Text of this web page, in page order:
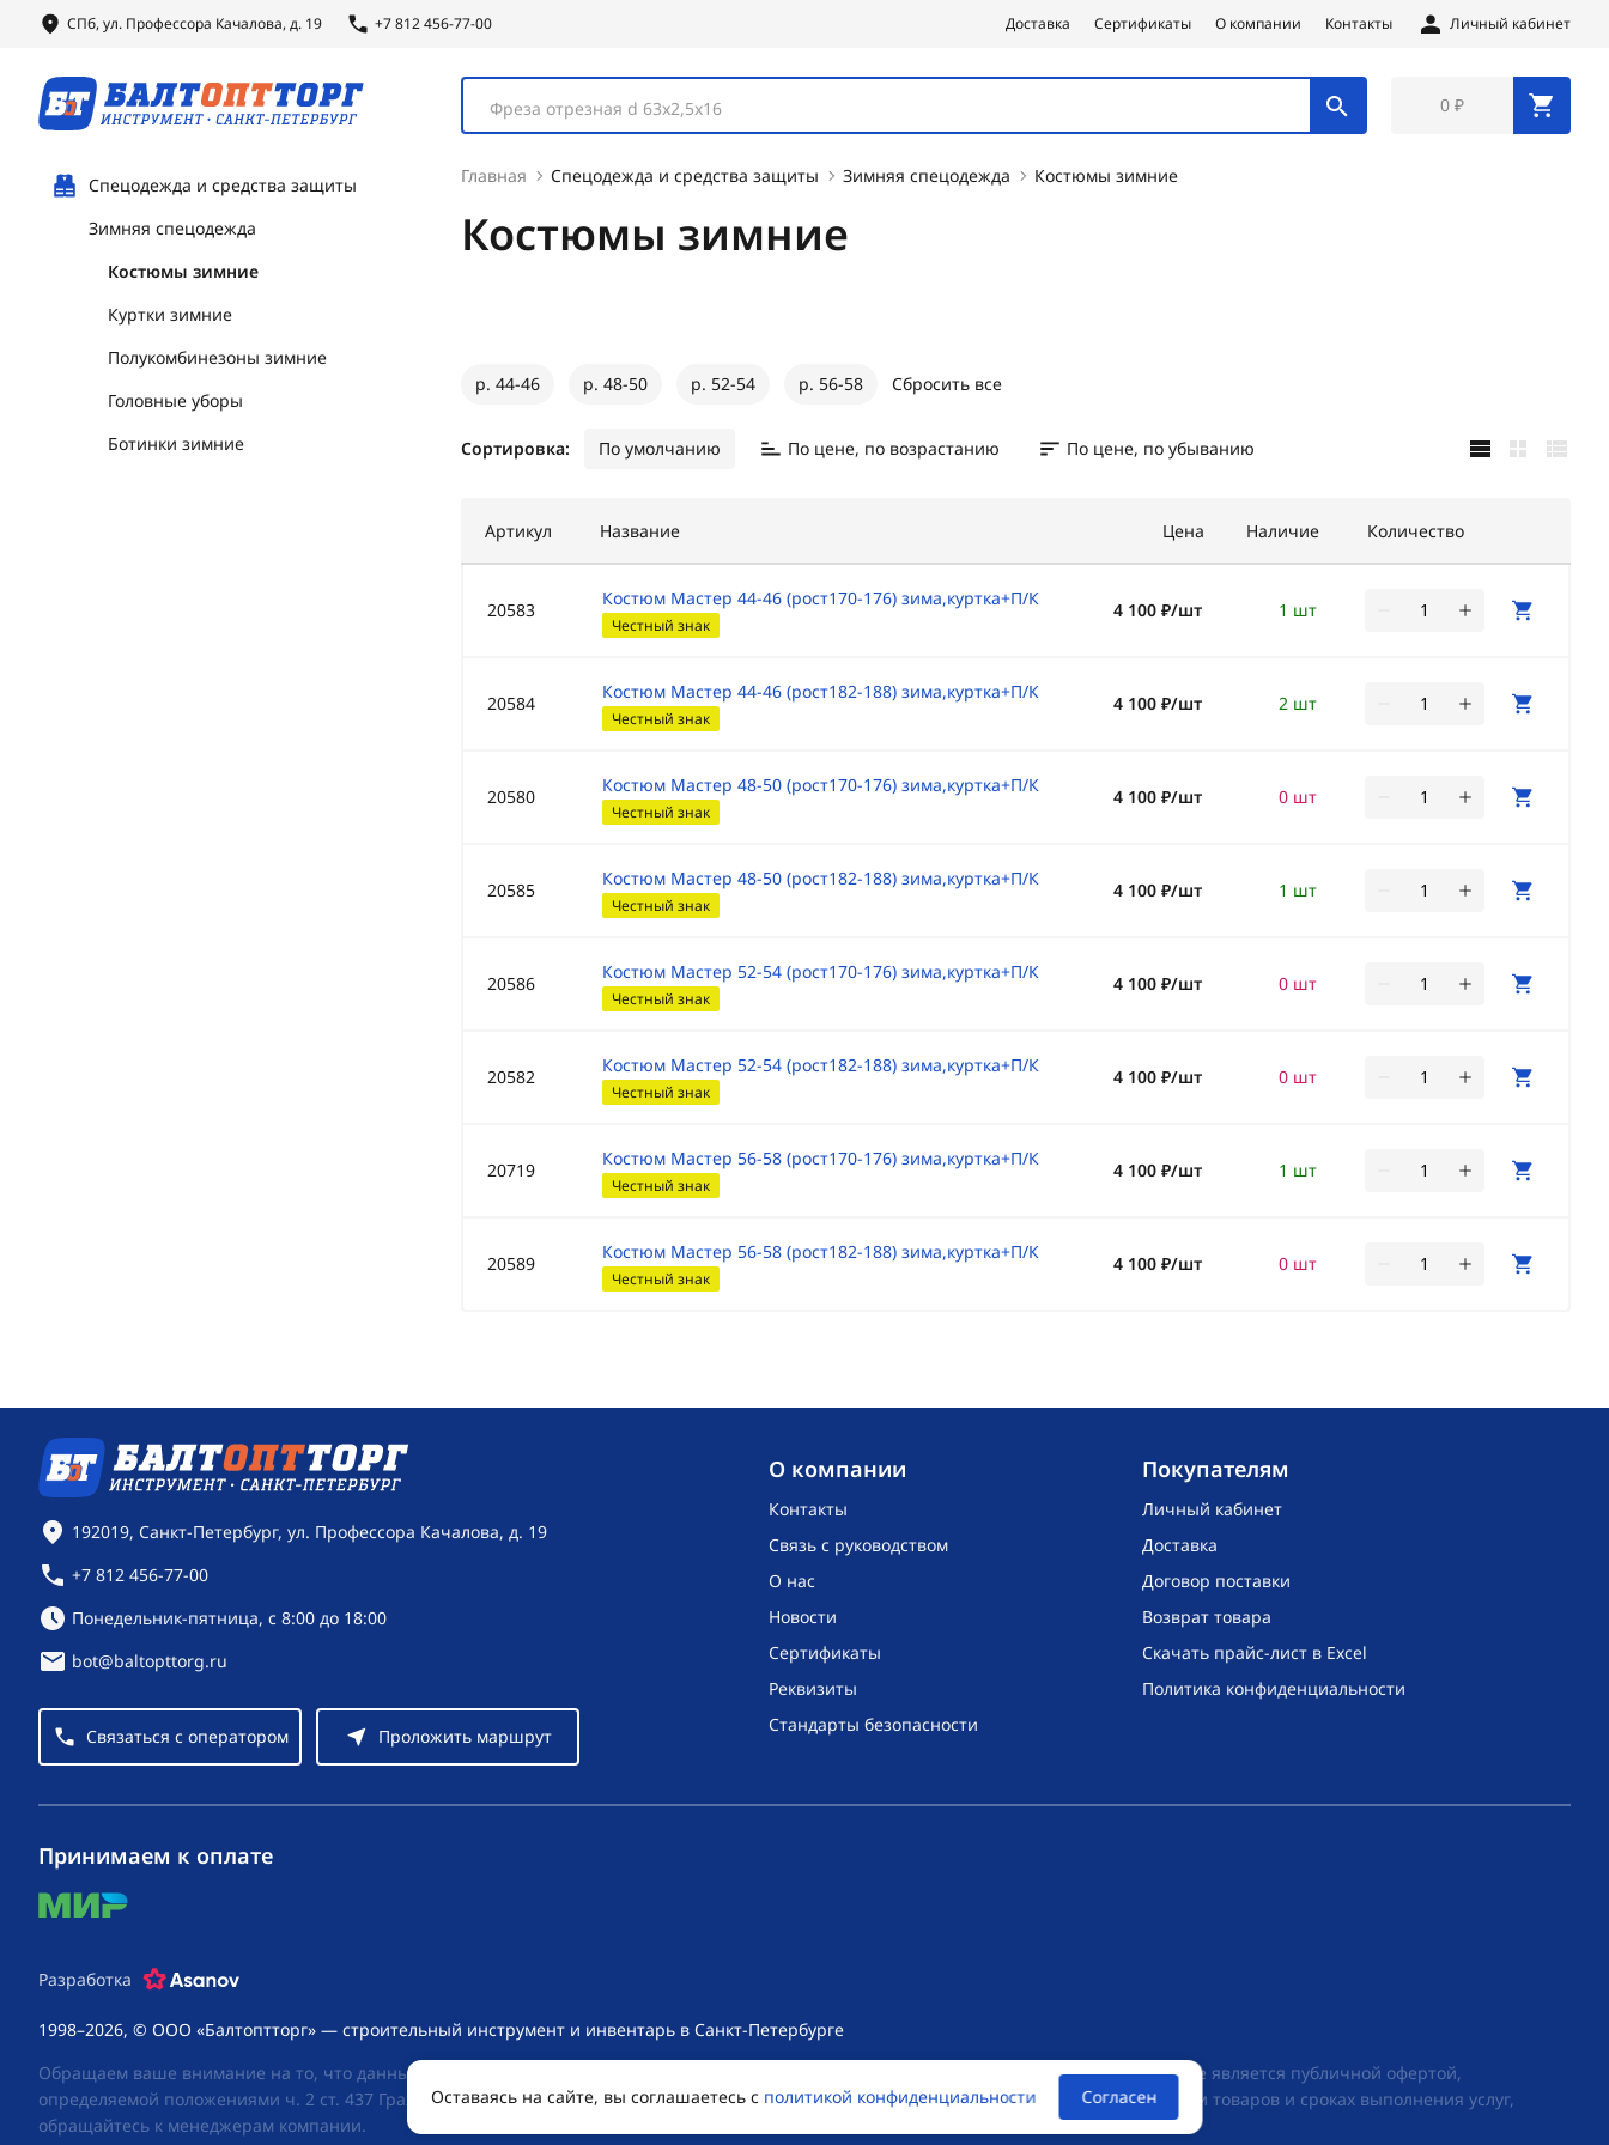
СПб, ул. Профессора Качалова, д. 19 +7 812 456-77-00 Доставка Сертификаты О компании Контакты Личный кабинет
Фреза отрезная d 63х2,5х16 0 ₽
Спецодежда и средства защиты
Зимняя спецодежда
Костюмы зимние
Куртки зимние
Полукомбинезоны зимние
Головные уборы
Ботинки зимние
Главная Спецодежда и средства защиты Зимняя спецодежда Костюмы зимние
Костюмы зимние
р. 44-46 р. 48-50 р. 52-54 р. 56-58 Сбросить все
Сортировка: По умолчанию По цене, по возрастанию По цене, по убыванию
Артикул Название Цена Наличие Количество
20583
Костюм Мастер 44-46 (рост170-176) зима,куртка+П/К
Честный знак
1 шт
4 100 ₽/шт
20584
Костюм Мастер 44-46 (рост182-188) зима,куртка+П/К
Честный знак
2 шт
4 100 ₽/шт
20580
Костюм Мастер 48-50 (рост170-176) зима,куртка+П/К
Честный знак
0 шт
4 100 ₽/шт
20585
Костюм Мастер 48-50 (рост182-188) зима,куртка+П/К
Честный знак
1 шт
4 100 ₽/шт
20586
Костюм Мастер 52-54 (рост170-176) зима,куртка+П/К
Честный знак
0 шт
4 100 ₽/шт
20582
Костюм Мастер 52-54 (рост182-188) зима,куртка+П/К
Честный знак
0 шт
4 100 ₽/шт
20719
Костюм Мастер 56-58 (рост170-176) зима,куртка+П/К
Честный знак
1 шт
4 100 ₽/шт
20589
Костюм Мастер 56-58 (рост182-188) зима,куртка+П/К
Честный знак
0 шт
4 100 ₽/шт
O компании
Контакты
Связь с руководством
О нас
Новости
Сертификаты
Реквизиты
Стандарты безопасности
Покупателям
Личный кабинет
Доставка
Договор поставки
Возврат товара
Скачать прайс-лист в Excel
Политика конфиденциальности
Контактная информация
192019, Санкт-Петербург, ул. Профессора Качалова, д. 19
+7 812 456-77-00
Режим работы:
Понедельник-пятница, с 8:00 до 18:00
bot@baltopttorg.ru
Связаться с оператором Проложить маршрут
1998–2026, © ООО «Балтоптторг» — строительный инструмент и инвентарь в Санкт-Петербурге
Обращаем ваше внимание на то, что данный интернет-сайт носит исключительно информационный характер и ни при каких условиях не является публичной офертой,
определяемой положениями ч. 2 ст. 437 Гражданского кодекса Российской Федерации. Для получения подробной информации о стоимости товаров и сроках выполнения услуг,
обращайтесь к менеджерам компании.
Принимаем к оплате
mir
Разработка
Оставаясь на сайте, вы соглашаетесь с политикой конфиденциальности Согласен